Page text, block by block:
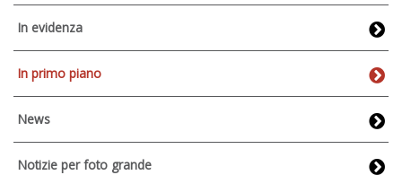
In evidenza
In primo piano
News
Notizie per foto grande